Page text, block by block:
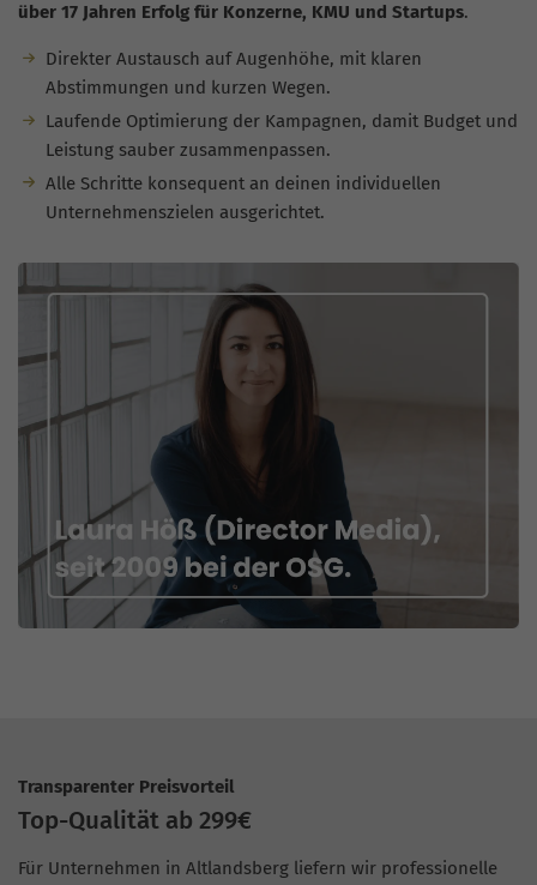
über 17 Jahren Erfolg für Konzerne, KMU und Startups.
Direkter Austausch auf Augenhöhe, mit klaren
Abstimmungen und kurzen Wegen.
Laufende Optimierung der Kampagnen, damit Budget und
Leistung sauber zusammenpassen.
Alle Schritte konsequent an deinen individuellen
Unternehmenszielen ausgerichtet.
Transparenter Preisvorteil
Top-Qualität ab 299€
Für Unternehmen in Altlandsberg liefern wir professionelle